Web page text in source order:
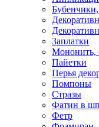
Заплатки
Мононить,
Пайетки
Перья
Помпоны
Стразы
Фатин в
Фетр